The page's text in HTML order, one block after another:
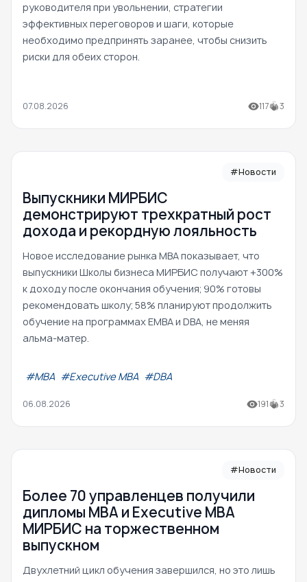
руководителя при увольнении, стратегии
эффективных переговоров и шаги, которые
необходимо предпринять заранее, чтобы снизить
риски для обеих сторон.
07.08.2026 117 3
#Новости
Выпускники МИРБИС
демонстрируют трехкратный рост
дохода и рекордную лояльность
Новое исследование рынка MBA показывает, что
выпускники Школы бизнеса МИРБИС получают +300%
к доходу после окончания обучения; 90% готовы
рекомендовать школу; 58% планируют продолжить
обучение на программах EMBA и DBA, не меняя
альма-матер.
#МВА #Executive MBA #DBA
06.08.2026 191 3
#Новости
Более 70 управленцев получили
дипломы MBA и Executive MBA
МИРБИС на торжественном
выпускном
Двухлетний цикл обучения завершился, но это лишь